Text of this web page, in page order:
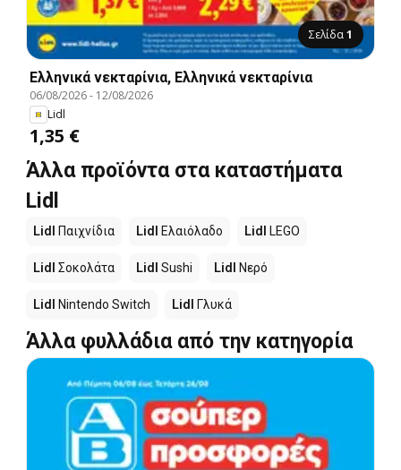
Σελίδα1
Ελληνικά νεκταρίνια, Ελληνικά νεκταρίνια
06/08/2026- 12/08/2026
Lidl
1,35 €
Άλλα προϊόντα στα καταστήματα
Lidl
Lidl Παιχνίδια Lidl Ελαιόλαδο Lidl LEGO
Lidl Σοκολάτα Lidl Sushi Lidl Νερό
Lidl Nintendo Switch Lidl Γλυκά
Άλλα φυλλάδια από την κατηγορία